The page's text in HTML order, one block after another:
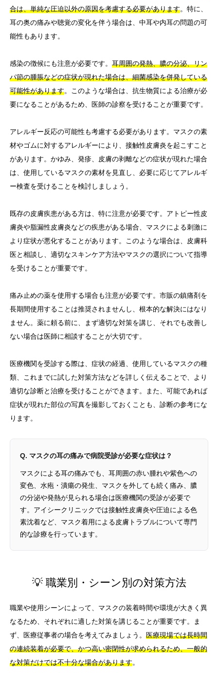
合は、単純な圧迫以外の原因を考慮する必要があります。特に、
耳の奥の痛みや聴覚の変化を伴う場合は、中耳や内耳の問題の可
能性もあります。
感染の徴候にも注意が必要です。 耳周囲の発熱、膿の分泌、リン
パ節の腫脹などの症状が現れた場合は、細菌感染を併発している
可能性があります。このような場合は、抗生物質による治療が必
要になることがあるため、医師の診察を受けることが重要です。
アレルギー反応の可能性も考慮する必要があります。マスクの素
材やゴムに対するアレルギーにより、接触性皮膚炎を起こすこと
があります。かゆみ、発疹、皮膚の剥離などの症状が現れた場合
は、使用しているマスクの素材を見直し、必要に応じてアレルギ
ー検査を受けることを検討しましょう。
既存の皮膚疾患がある方は、特に注意が必要です。アトピー性皮
膚炎や脂漏性皮膚炎などの疾患がある場合、マスクによる刺激に
より症状が悪化することがあります。このような場合は、皮膚科
医と相談し、適切なスキンケア方法やマスクの選択について指導
を受けることが重要です。
痛み止めの薬を使用する場合も注意が必要です。市販の鎮痛剤を
長期間使用することは推奨されませんし、根本的な解決にはなり
ません。薬に頼る前に、まず適切な対策を講じ、それでも改善し
ない場合は医師に相談することが大切です。
医療機関を受診する際は、症状の経過、使用しているマスクの種
類、これまでに試した対策方法などを詳しく伝えることで、より
適切な診断と治療を受けることができます。また、可能であれば
症状が現れた部位の写真を撮影しておくことも、診断の参考にな
ります。
Q. マスクの耳の痛みで病院受診が必要な症状は？
マスクによる耳の痛みでも、耳周囲の赤い腫れや紫色への
変色、水疱・潰瘍の発生、マスクを外しても続く痛み、膿
の分泌や発熱が見られる場合は医療機関の受診が必要で
す。アイシークリニックでは接触性皮膚炎や圧迫による色
素沈着など、マスク着用による皮膚トラブルについて専門
的な診療を行っています。
💡 職業別・シーン別の対策方法
職業や使用シーンによって、マスクの装着時間や環境が大きく異
なるため、それぞれに適した対策を講じることが重要です。ま
ず、医療従事者の場合を考えてみましょう。 医療現場では長時間
の連続装着が必要で、かつ高い密閉性が求められるため、一般的
な対策だけでは不十分な場合があります。